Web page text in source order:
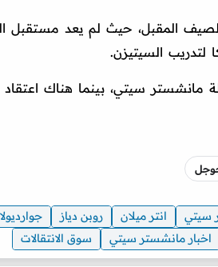
الصيف المقبل، حيث لم يعد مستقبل
السيتيزن.
مانشستر سيتي، بينما هناك اعتقاد
سيتي انتر ميلان روبن دياز
جوارديولا
اخبار مانشستر سيتي سوق الانتقالات